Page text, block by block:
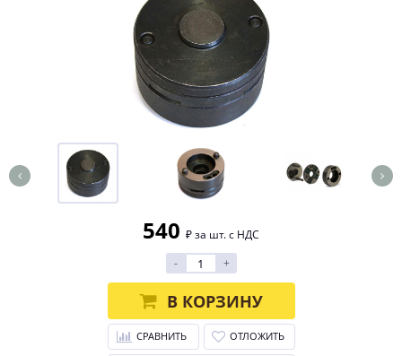
540 ₽ за шт. с НДС
-
+
В КОРЗИНУ
СРАВНИТЬ ОТЛОЖИТЬ